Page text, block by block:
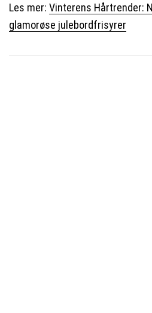
Les mer: Vinterens Hårtrender:
glamorøse julebordfrisyrer